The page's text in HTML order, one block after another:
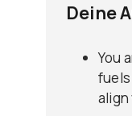
Deine
You